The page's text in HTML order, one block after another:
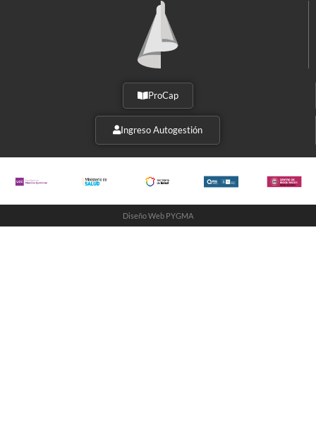
ProCap
Ingreso Autogestión
Diseño Web PYGMA